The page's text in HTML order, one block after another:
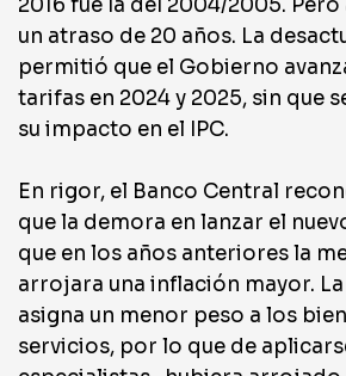
2016 fue la del 2004/2005.
un atraso de 20 años. La
permitió que el Gobierno
tarifas en 2024 y 2025, sin que
su impacto en el IPC.
En rigor, el Banco Central
que la demora en lanzar el
que en los años anteriores la
arrojara una inflación mayor.
asigna un menor peso a los
servicios, por lo que de